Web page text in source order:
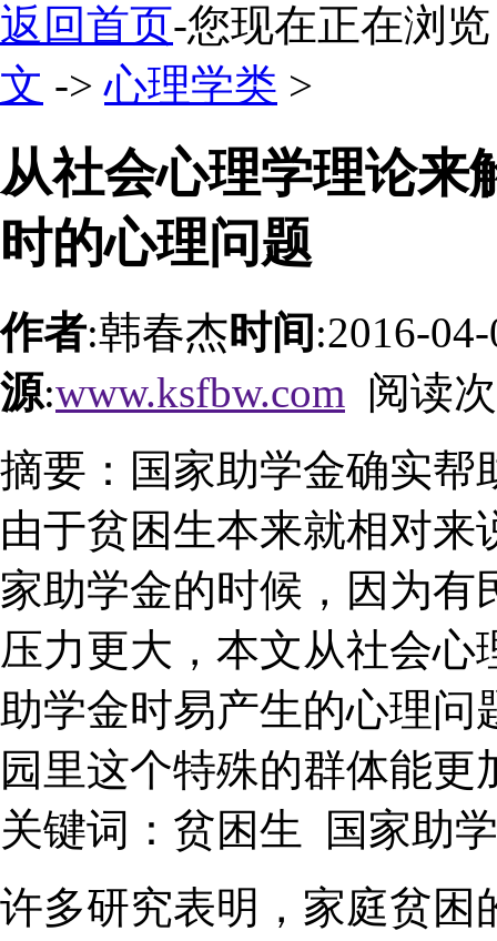
返回首页-您现在正在浏
文 ->心理学类 >
从社会心理学理论来
时的心理问题
作者:韩春杰时间 :2016-
源:www.ksfbw.com 阅读
摘要：国家助学金确实帮
由于贫困生本来就相对
家助学金的时候，因为
压力更大，本文从社会
助学金时易产生的心理问
园里这个特殊的群体能
关键词：贫困生 国家助
许多研究表明，家庭贫困